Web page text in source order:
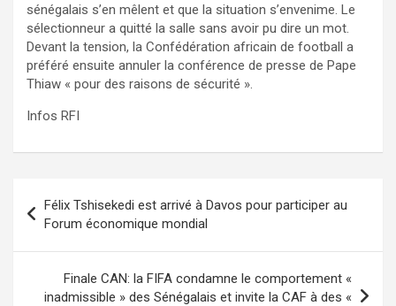
sénégalais s’en mêlent et que la situation s’envenime. Le
sélectionneur a quitté la salle sans avoir pu dire un mot.
Devant la tension, la Confédération africain de football a
préféré ensuite annuler la conférence de presse de Pape
Thiaw « pour des raisons de sécurité ».
Infos RFI
de
l’article
Félix Tshisekedi est arrivé à Davos pour participer au
Forum économique mondial
Finale CAN: la FIFA condamne le comportement «
inadmissible » des Sénégalais et invite la CAF à des «